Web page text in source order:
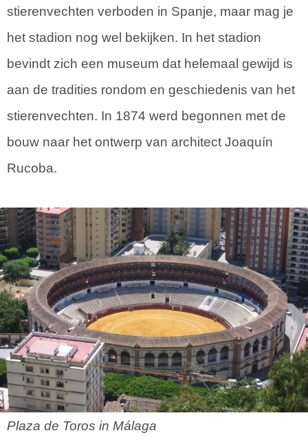
stierenvechten verboden in Spanje, maar mag je
het stadion nog wel bekijken. In het stadion
bevindt zich een museum dat helemaal gewijd is
aan de tradities rondom en geschiedenis van het
stierenvechten. In 1874 werd begonnen met de
bouw naar het ontwerp van architect Joaquín
Rucoba.
Plaza de Toros in Málaga